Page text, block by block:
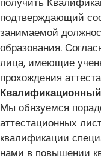
подтверждающий
занимаемой
образования.
лица, имеющие
прохождения
Квалификационный
Мы обязуемся
аттестационных
квалификации
нами в повышении